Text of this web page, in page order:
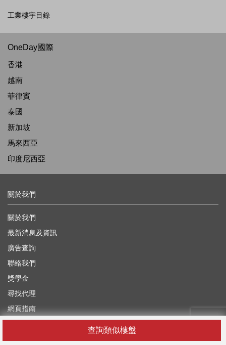
查詢類似樓盤
工業樓宇目錄
OneDay國際
香港
越南
菲律賓
泰國
新加坡
馬來西亞
印度尼西亞
關於我們
關於我們
最新消息及資訊
廣告查詢
聯絡我們
獎學金
尋找代理
網頁指南